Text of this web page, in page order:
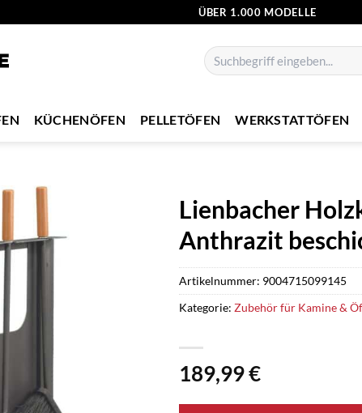
ÜBER 1.000 MODELLE
Suchen
nach:
KÜCHENÖFEN PELLETÖFEN WERKSTATTÖFEN
Lienbacher
Anthrazit
189,99€
Artikelnummer: 9004715099145
Kategorie: Zubehör für Kamine &